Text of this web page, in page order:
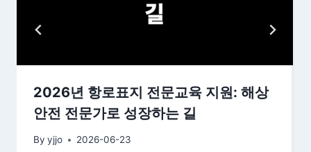
2026년 항로표지 전문교육 지원: 해상
안전 전문가로 성장하는 길
By yjjo 2026-06-23